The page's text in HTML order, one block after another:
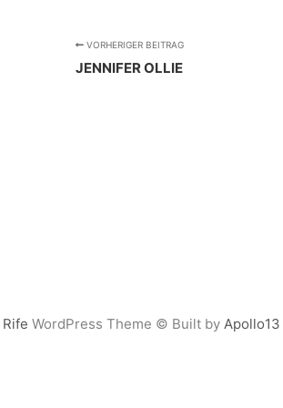
VORHERIGER BEITRAG
JENNIFER OLLIE
Rife WordPress Theme © Built byApollo13